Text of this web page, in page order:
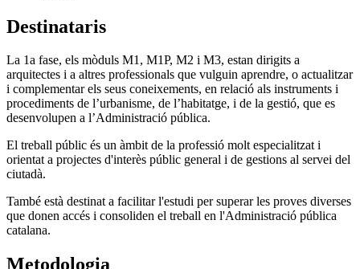
Destinataris
La 1a fase, els mòduls M1, M1P, M2 i M3, estan dirigits a
arquitectes i a altres professionals que vulguin aprendre, o actualitzar
i complementar els seus coneixements, en relació als instruments i
procediments de l’urbanisme, de l’habitatge, i de la gestió, que es
desenvolupen a l’Administració pública.
El treball públic és un àmbit de la professió molt especialitzat i
orientat a projectes d'interès públic general i de gestions al servei del
ciutadà.
També està destinat a facilitar l'estudi per superar les proves diverses
que donen accés i consoliden el treball en l'Administració pública
catalana.
Metodologia